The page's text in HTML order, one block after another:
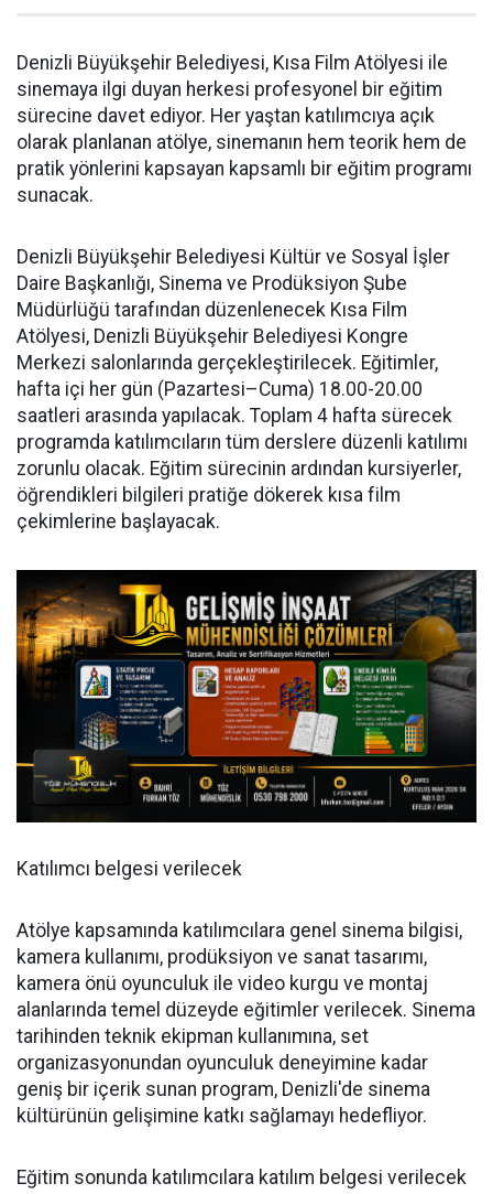
Denizli Büyükşehir Belediyesi, Kısa Film Atölyesi ile
sinemaya ilgi duyan herkesi profesyonel bir eğitim
sürecine davet ediyor. Her yaştan katılımcıya açık
olarak planlanan atölye, sinemanın hem teorik hem de
pratik yönlerini kapsayan kapsamlı bir eğitim programı
sunacak.
Denizli Büyükşehir Belediyesi Kültür ve Sosyal İşler
Daire Başkanlığı, Sinema ve Prodüksiyon Şube
Müdürlüğü tarafından düzenlenecek Kısa Film
Atölyesi, Denizli Büyükşehir Belediyesi Kongre
Merkezi salonlarında gerçekleştirilecek. Eğitimler,
hafta içi her gün (Pazartesi–Cuma) 18.00-20.00
saatleri arasında yapılacak. Toplam 4 hafta sürecek
programda katılımcıların tüm derslere düzenli katılımı
zorunlu olacak. Eğitim sürecinin ardından kursiyerler,
öğrendikleri bilgileri pratiğe dökerek kısa film
çekimlerine başlayacak.
Katılımcı belgesi verilecek
Atölye kapsamında katılımcılara genel sinema bilgisi,
kamera kullanımı, prodüksiyon ve sanat tasarımı,
kamera önü oyunculuk ile video kurgu ve montaj
alanlarında temel düzeyde eğitimler verilecek. Sinema
tarihinden teknik ekipman kullanımına, set
organizasyonundan oyunculuk deneyimine kadar
geniş bir içerik sunan program, Denizli'de sinema
kültürünün gelişimine katkı sağlamayı hedefliyor.
Eğitim sonunda katılımcılara katılım belgesi verilecek